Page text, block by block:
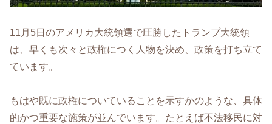
11月5日のアメリカ大統領選で圧勝したトランプ大統領
は、早くも次々と政権につく人物を決め、政策を打ち立て
ています。
もはや既に政権についていることを示すかのような、具体
的かつ重要な施策が並んでいます。たとえば不法移民に対